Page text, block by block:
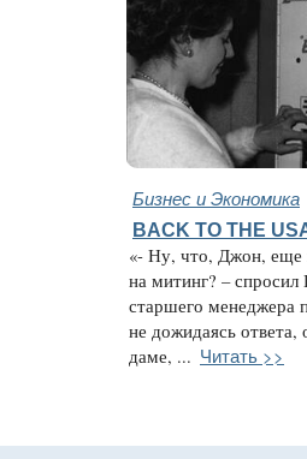
Бизнес и Экономика
BACK TO THE
«- Ну, что, Джон, еще
на митинг? – спросил
старшего менеджера
не дожидаясь ответа,
даме, ... Читать >>